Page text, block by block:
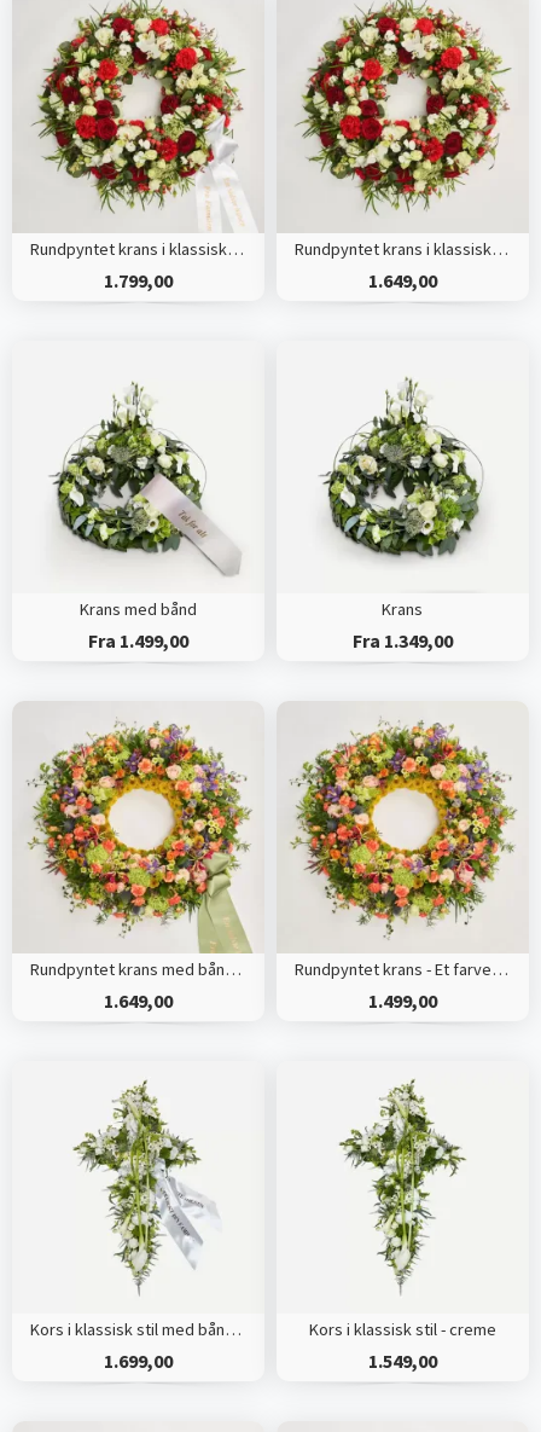
Rundpyntet krans i klassisk stil med bånd
1.799,00
Rundpyntet krans i klassisk stil - rød og hvid
1.649,00
Krans med bånd
Fra 1.499,00
Krans
Fra 1.349,00
Rundpyntet krans med bånd - Et farverigt farvel
1.649,00
Rundpyntet krans - Et farverigt farvel
1.499,00
Kors i klassisk stil med bånd - creme
1.699,00
Kors i klassisk stil - creme
1.549,00